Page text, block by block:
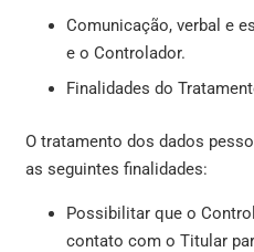
Comunicação, verbal e
e o Controlador.
Finalidades do
O tratamento dos dados
as seguintes finalidades:
Possibilitar que o
contato com o Titular